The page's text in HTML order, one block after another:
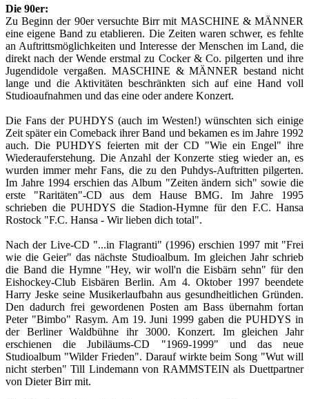
Die 90er:
Zu Beginn der 90er versuchte Birr mit MASCHINE & MÄNNER
eine eigene Band zu etablieren. Die Zeiten waren schwer, es fehlte
an Auftrittsmöglichkeiten und Interesse der Menschen im Land, die
direkt nach der Wende erstmal zu Cocker & Co. pilgerten und ihre
Jugendidole vergaßen. MASCHINE & MÄNNER bestand nicht
lange und die Aktivitäten beschränkten sich auf eine Hand voll
Studioaufnahmen und das eine oder andere Konzert.
Die Fans der PUHDYS (auch im Westen!) wünschten sich einige
Zeit später ein Comeback ihrer Band und bekamen es im Jahre 1992
auch. Die PUHDYS feierten mit der CD "Wie ein Engel" ihre
Wiederauferstehung. Die Anzahl der Konzerte stieg wieder an, es
wurden immer mehr Fans, die zu den Puhdys-Auftritten pilgerten.
Im Jahre 1994 erschien das Album "Zeiten ändern sich" sowie die
erste "Raritäten"-CD aus dem Hause BMG. Im Jahre 1995
schrieben die PUHDYS die Stadion-Hymne für den F.C. Hansa
Rostock "F.C. Hansa - Wir lieben dich total".
Nach der Live-CD "...in Flagranti" (1996) erschien 1997 mit "Frei
wie die Geier" das nächste Studioalbum. Im gleichen Jahr schrieb
die Band die Hymne "Hey, wir woll'n die Eisbärn sehn" für den
Eishockey-Club Eisbären Berlin. Am 4. Oktober 1997 beendete
Harry Jeske seine Musikerlaufbahn aus gesundheitlichen Gründen.
Den dadurch frei gewordenen Posten am Bass übernahm fortan
Peter "Bimbo" Rasym. Am 19. Juni 1999 gaben die PUHDYS in
der Berliner Waldbühne ihr 3000. Konzert. Im gleichen Jahr
erschienen die Jubiläums-CD "1969-1999" und das neue
Studioalbum "Wilder Frieden". Darauf wirkte beim Song "Wut will
nicht sterben" Till Lindemann von RAMMSTEIN als Duettpartner
von Dieter Birr mit.